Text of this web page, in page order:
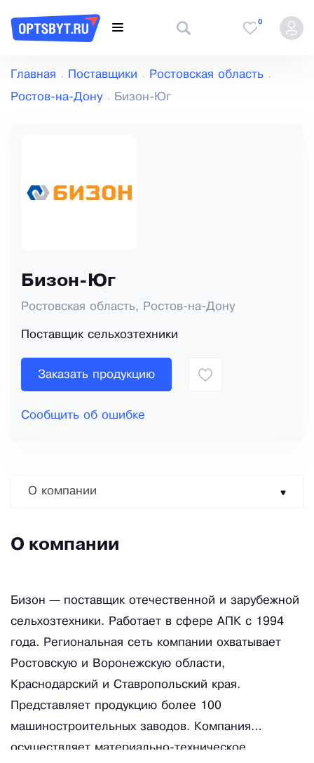
0
Главная Поставщики Ростовская область
Ростов-на-Дону Бизон-Юг
Бизон-Юг
Ростовская область, Ростов-на-Дону
Поставщик сельхозтехники
Заказать продукцию
Сообщить об ошибке
О компании
О компании
Бизон — поставщик отечественной и зарубежной
сельхозтехники. Работает в сфере АПК с 1994
года. Региональная сеть компании охватывает
Ростовскую и Воронежскую области,
Краснодарский и Ставропольский края.
Представляет продукцию более 100
машиностроительных заводов. Компания
осуществляет материально-техническое